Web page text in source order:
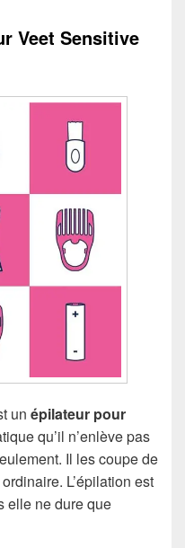
Veet Sensitive
un épilateur pour
qu’il n’enlève pas
Il les coupe de
L’épilation est
elle ne dure que